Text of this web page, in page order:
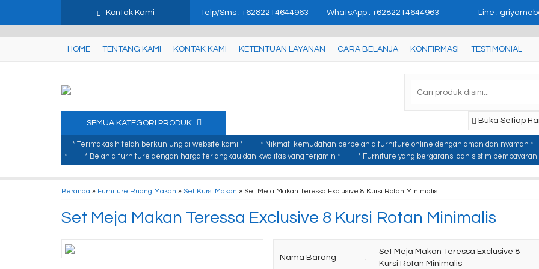
Kontak Kami Telp/Sms : +6282214644963 WhatsApp : +6282214644963 Line :
HOME TENTANG KAMI KONTAK KAMI KETENTUAN LAYANAN CARA BELANJA KONFIRMASI TESTIMONIAL
Buka Setiap
SEMUA KATEGORI PRODUK
* Terimakasih telah berkunjung di website kami *
* Nikmati kemudahan berbelanja furniture online dengan aman dan nyaman *
*
* Belanja furniture dengan harga terjangkau dan kwalitas yang terjamin * * Furniture yang bergaransi dan sistim pembayaran
Beranda » Furniture Ruang Makan » Set Kursi Makan » Set Meja Makan Teressa Exclusive 8 Kursi Rotan Minimalis
Set Meja Makan Teressa Exclusive 8 Kursi Rotan Minimalis
Nama Barang :
Set Meja Makan Teressa Exclusive 8
Kursi Rotan Minimalis